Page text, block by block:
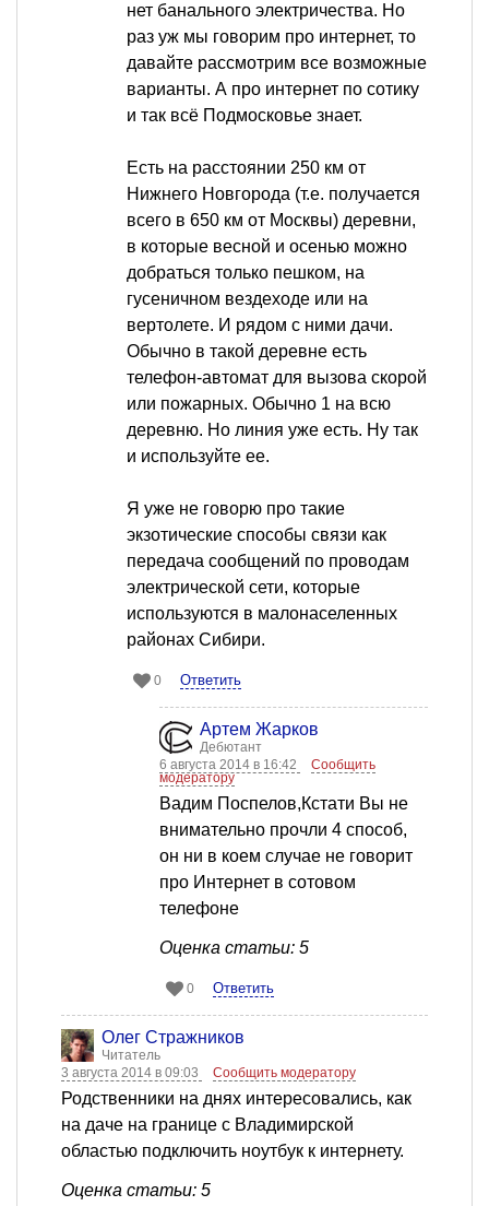
нет банального электричества. Но
раз уж мы говорим про интернет, то
давайте рассмотрим все возможные
варианты. А про интернет по сотику
и так всё Подмосковье знает.
Есть на расстоянии 250 км от
Нижнего Новгорода (т.е. получается
всего в 650 км от Москвы) деревни,
в которые весной и осенью можно
добраться только пешком, на
гусеничном вездеходе или на
вертолете. И рядом с ними дачи.
Обычно в такой деревне есть
телефон-автомат для вызова скорой
или пожарных. Обычно 1 на всю
деревню. Но линия уже есть. Ну так
и используйте ее.
Я уже не говорю про такие
экзотические способы связи как
передача сообщений по проводам
электрической сети, которые
используются в малонаселенных
районах Сибири.
0 Ответить
Артем Жарков
Дебютант
6 августа 2014 в 16:42
Сообщить
модератору
Вадим Поспелов,Кстати Вы не
внимательно прочли 4 способ,
он ни в коем случае не говорит
про Интернет в сотовом
телефоне
Оценка статьи: 5
0 Ответить
Олег Стражников
Читатель
3 августа 2014 в 09:03
Сообщить модератору
Родственники на днях интересовались, как
на даче на границе с Владимирской
областью подключить ноутбук к интернету.
Оценка статьи: 5